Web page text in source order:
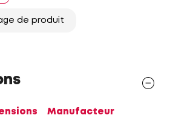
de produit
Manufacteur